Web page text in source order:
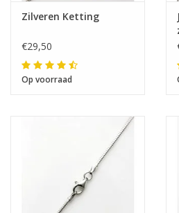
Zilveren Ketting
€29,50
Op voorraad
De vermelding: -verzending